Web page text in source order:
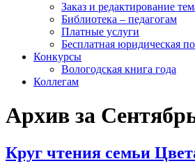
Заказ и редактирование
Библиотека – педагогам
Платные услуги
Бесплатная юридическая
Конкурсы
Вологодская книга года
Коллегам
Архив за
Круг чтения семьи